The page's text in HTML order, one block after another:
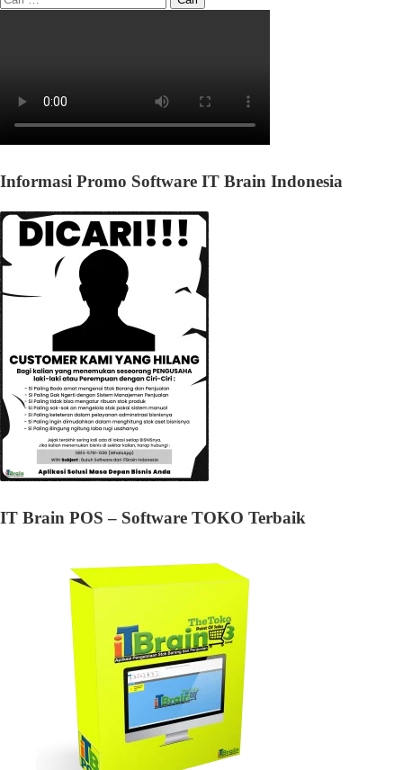
Informasi Promo Software IT Brain Indonesia
IT Brain POS – Software TOKO Terbaik